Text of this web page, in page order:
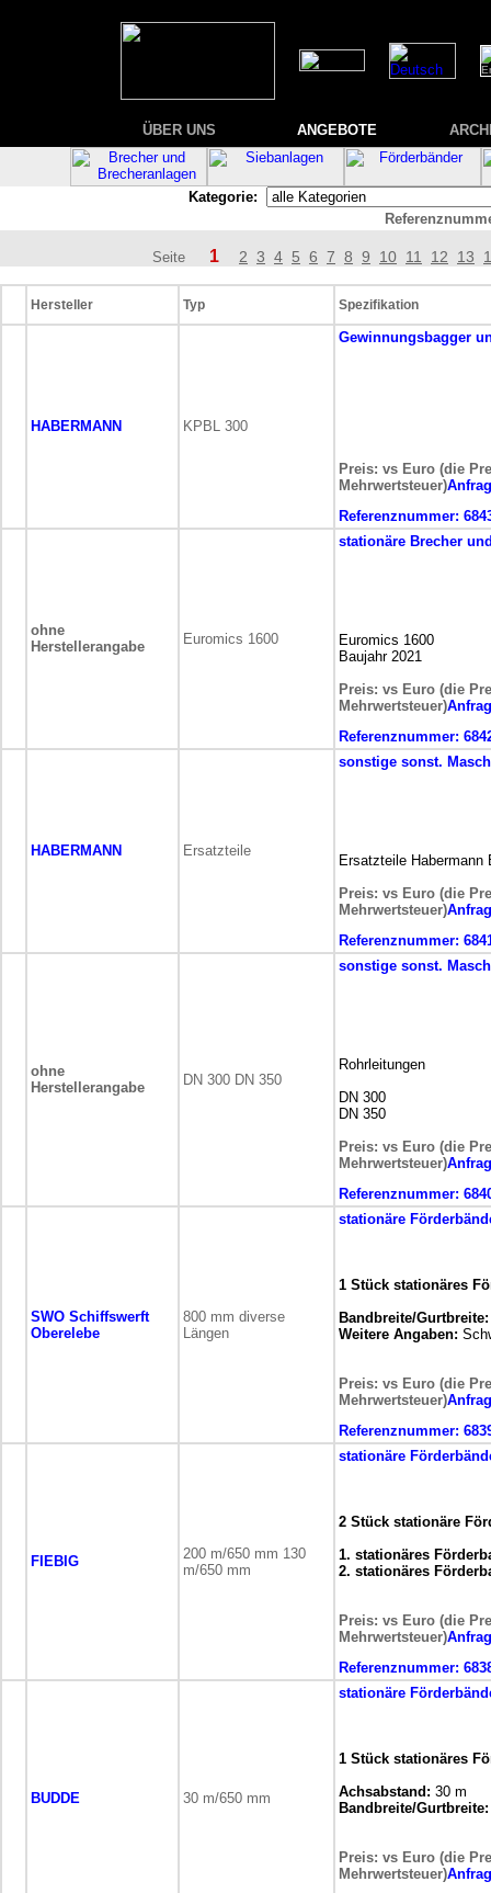
ÜBER UNS ANGEBOTE
Kategorie:
Seite 1 2 3 4 5 6 7 8 9 10 11 12 13
Hersteller Typ Spezifikation
HABERMANN KPBL 300
Gewinnungsbagger
Preis: vs Euro (die
Mehrwertsteuer)
Referenznummer:
ohne
Herstellerangabe
Euromics 1600
stationäre Brecher
Euromics 1600
Baujahr 2021
Preis: vs Euro (die
Mehrwertsteuer)
Referenznummer:
HABERMANN Ersatzteile
sonstige sonst.
Ersatzteile Habermann
Preis: vs Euro (die
Mehrwertsteuer)
Referenznummer:
ohne
Herstellerangabe
DN 300 DN 350
sonstige sonst.
Rohrleitungen
DN 300
DN 350
Preis: vs Euro (die
Mehrwertsteuer)
Referenznummer:
SWO Schiffswerft
Oberelebe
800 mm diverse
Längen
stationäre
1 Stück stationäres
Bandbreite/Gurtbreite:
Weitere Angaben:
Preis: vs Euro (die
Mehrwertsteuer)
Referenznummer:
FIEBIG
200 m/650 mm 130
m/650 mm
stationäre
2 Stück stationäre
1. stationäres
2. stationäres
Preis: vs Euro (die
Mehrwertsteuer)
Referenznummer:
BUDDE 30 m/650 mm
stationäre
1 Stück stationäres
Achsabstand: 30 m
Bandbreite/Gurtbreite:
Preis: vs Euro (die
Mehrwertsteuer)